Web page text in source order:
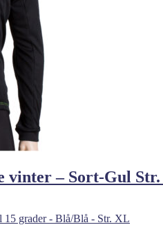
vinter – Sort-Gul